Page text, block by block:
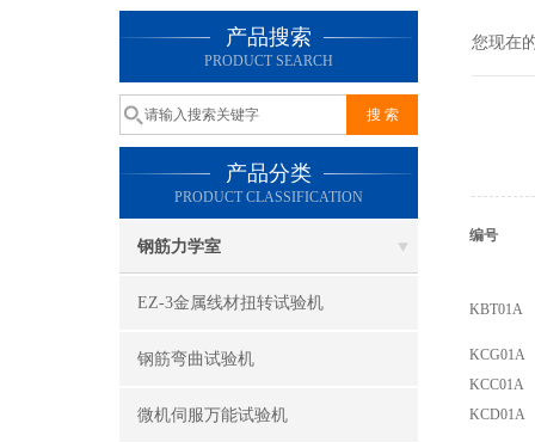
产品搜索
PRODUCT SEARCH
产品分类
PRODUCT CLASSIFICATION
钢筋力学室
EZ-3金属线材扭转试验机
钢筋弯曲试验机
微机伺服万能试验机
您现在
编号
KBT01A
KCG01A
KCC01A
KCD01A